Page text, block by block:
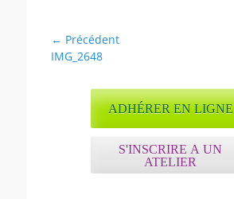
Navigation
de
← Précédent
Article
IMG_2648
ADHÉRER EN LIGNE
S'INSCRIRE A UN
ATELIER